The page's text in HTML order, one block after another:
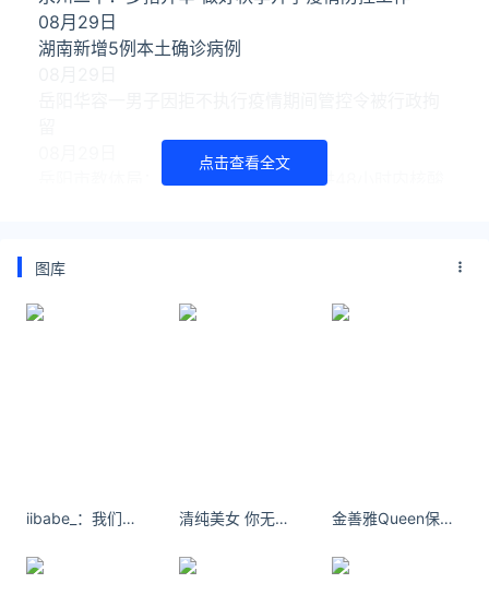
08月29日
湖南新增5例本土确诊病例
岳阳市教体局：这些人返校前，须提供48小时内核酸
永州：做好开学前疫情防控工作 加快推进专项债项目
08月28日
湘西州举办2022年基层医疗机构疫情防控知识与技能
08月27日
点击查看全文
图库
iibabe_：我们的小船不会翻 因为我们坐的是宇宙飞船 清纯美女 你无法接受别人，也无法接受他接受别人。 金善雅Queen保持冷漠 适度撒娇 几乎不动心。